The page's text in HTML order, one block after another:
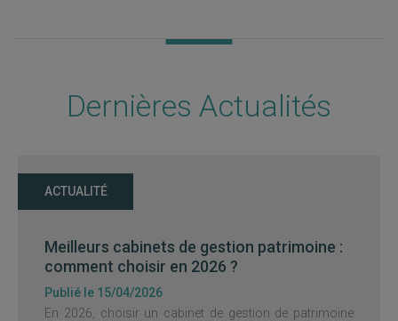
Dernières Actualités
ACTUALITÉ
Meilleurs cabinets de gestion patrimoine :
comment choisir en 2026 ?
Publié le 15/04/2026
En 2026, choisir un cabinet de gestion de patrimoine